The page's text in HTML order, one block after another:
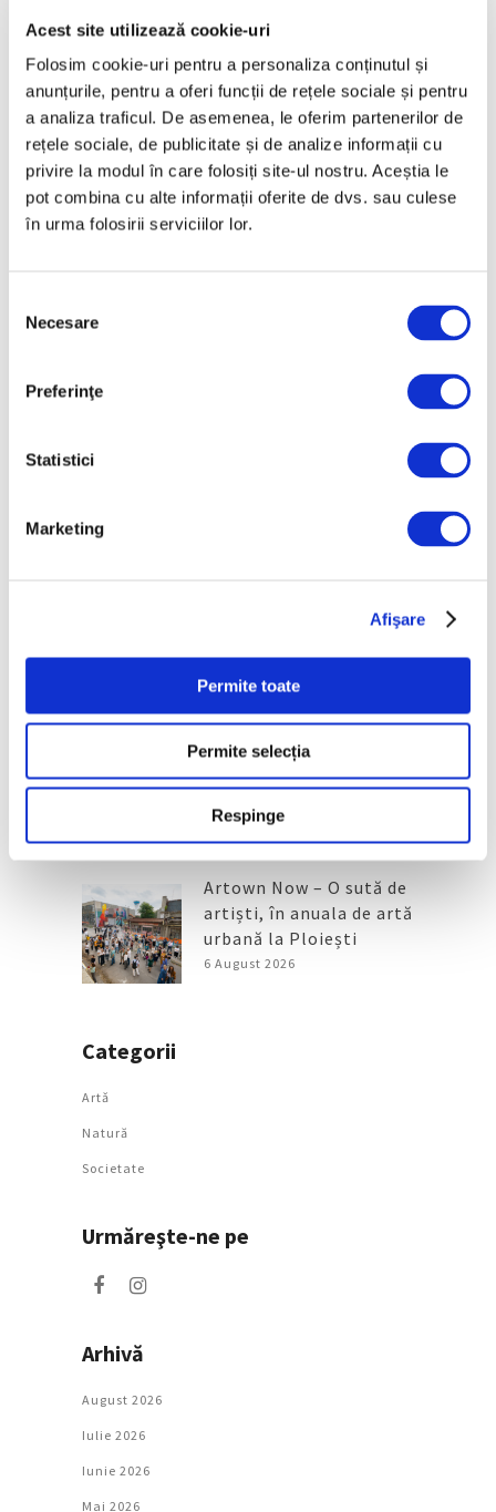
Acest site utilizează cookie-uri
Folosim cookie-uri pentru a personaliza conținutul și
anunțurile, pentru a oferi funcții de rețele sociale și pentru
a analiza traficul. De asemenea, le oferim partenerilor de
rețele sociale, de publicitate și de analize informații cu
privire la modul în care folosiți site-ul nostru. Aceștia le
pot combina cu alte informații oferite de dvs. sau culese
în urma folosirii serviciilor lor.
consimțământului
Necesare
Preferinţe
Statistici
Marketing
Afişare
Permite toate
Permite selecția
Respinge
95 de milioane de dolari
6 Iulie 2026
premierelor britanice
7 August 2026
Operele lui Pollock și
Rothko contribuie la
elucidarea unui mister
ani
6 August 2026
Artown Now – O sută de
artiști, în anuala de artă
urbană la Ploiești
6 August 2026
Categorii
Artǎ
Natură
Societate
Urmăreşte-ne pe
Arhivă
August 2026
Iulie 2026
Iunie 2026
Mai 2026